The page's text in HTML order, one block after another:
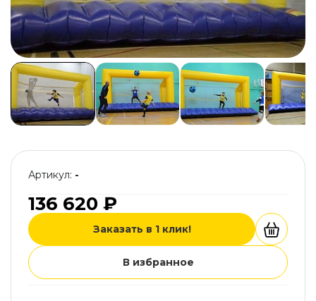
Артикул: -
136 620 ₽
Заказать в 1 клик!
В избранное